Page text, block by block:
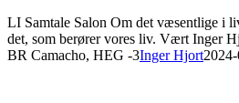
LI Samtale Salon Om det væsentlige i
det, som berører vores liv. Vært Inger
BR Camacho, HEG -3Inger Hjort